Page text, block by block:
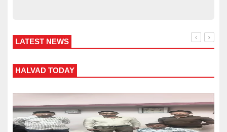
LATEST NEWS
WANKANER TODAY